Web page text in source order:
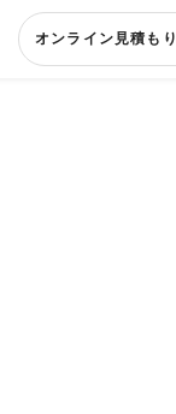
オンライン見積もり